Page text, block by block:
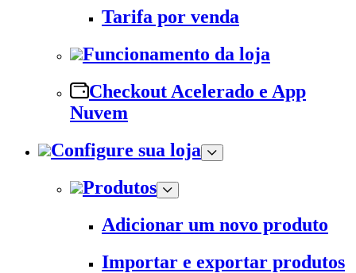
Tarifa por venda
Funcionamento da loja
Checkout Acelerado e App
Nuvem
Configure sua loja
Produtos
Adicionar um novo produto
Importar e exportar produtos